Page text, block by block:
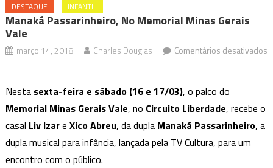
DESTAQUE INFANTIL
Manaká Passarinheiro, No Memorial Minas Gerais
Vale
março 14, 2018 Charles Douglas
Comentários desativados
Passarinheiro,
no
Memorial
Minas
Gerais
Nesta sexta-feira e sábado (16 e 17/03), o palco do
Memorial Minas Gerais Vale, no Circuito Liberdade, recebe o
casal Liv Izare Xico Abreu, da dupla Manaká Passarinheiro, a
dupla musical para infância, lançada pela TV Cultura, para um
encontro com o público.